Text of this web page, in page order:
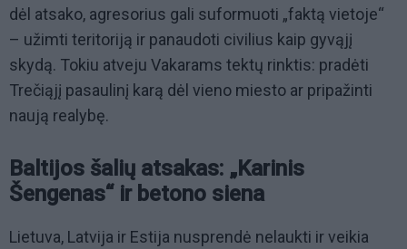
dėl atsako, agresorius gali suformuoti „faktą vietoje“
– užimti teritoriją ir panaudoti civilius kaip gyvąjį
skydą. Tokiu atveju Vakarams tektų rinktis: pradėti
Trečiąjį pasaulinį karą dėl vieno miesto ar pripažinti
naują realybę.
Baltijos šalių atsakas: „Karinis
Šengenas“ ir betono siena
Lietuva, Latvija ir Estija nusprendė nelaukti ir veikia